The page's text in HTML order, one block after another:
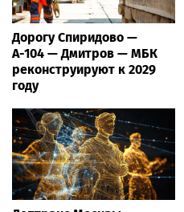
Дорогу Спиридово —
А-104 — Дмитров — МБК
реконструируют к 2029
году